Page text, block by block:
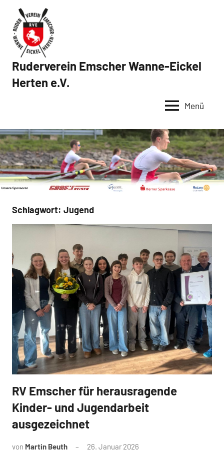
Inhalt
springen
Ruderverein Emscher Wanne-Eickel
Herten e.V.
Menü
Schlagwort: Jugend
News
RV Emscher für herausragende
Kinder- und Jugendarbeit
ausgezeichnet
von Martin Beuth 26. Januar 2026